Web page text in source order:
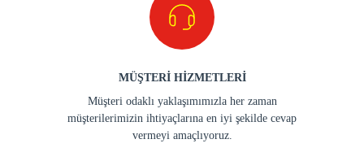
MÜŞTERİ HİZMETLERİ
Müşteri odaklı yaklaşımımızla her zaman
müşterilerimizin ihtiyaçlarına en iyi şekilde cevap
vermeyi amaçlıyoruz.